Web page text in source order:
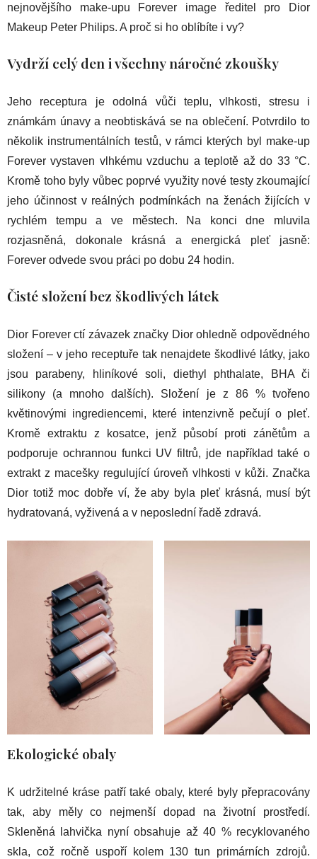
nejnovějšího make-upu Forever image ředitel pro Dior
Makeup Peter Philips. A proč si ho oblíbíte i vy?
Vydrží celý den i všechny náročné zkoušky
Jeho receptura je odolná vůči teplu, vlhkosti, stresu i
známkám únavy a neobtiskává se na oblečení. Potvrdilo to
několik instrumentálních testů, v rámci kterých byl make-up
Forever vystaven vlhkému vzduchu a teplotě až do 33 °C.
Kromě toho byly vůbec poprvé využity nové testy zkoumající
jeho účinnost v reálných podmínkách na ženách žijících v
rychlém tempu a ve městech. Na konci dne mluvila
rozjasněná, dokonale krásná a energická pleť jasně:
Forever odvede svou práci po dobu 24 hodin.
Čisté složení bez škodlivých látek
Dior Forever ctí závazek značky Dior ohledně odpovědného
složení – v jeho receptuře tak nenajdete škodlivé látky, jako
jsou parabeny, hliníkové soli, diethyl phthalate, BHA či
silikony (a mnoho dalších). Složení je z 86 % tvořeno
květinovými ingrediencemi, které intenzivně pečují o pleť.
Kromě extraktu z kosatce, jenž působí proti zánětům a
podporuje ochrannou funkci UV filtrů, jde například také o
extrakt z macešky regulující úroveň vlhkosti v kůži. Značka
Dior totiž moc dobře ví, že aby byla pleť krásná, musí být
hydratovaná, vyživená a v neposlední řadě zdravá.
Ekologické obaly
K udržitelné kráse patří také obaly, které byly přepracovány
tak, aby měly co nejmenší dopad na životní prostředí.
Skleněná lahvička nyní obsahuje až 40 % recyklovaného
skla, což ročně uspoří kolem 130 tun primárních zdrojů.